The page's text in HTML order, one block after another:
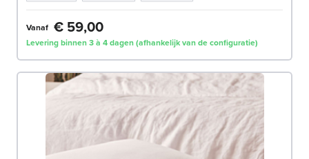
Vanaf € 59,00
Levering binnen 3 à 4 dagen (afhankelijk van de configuratie)